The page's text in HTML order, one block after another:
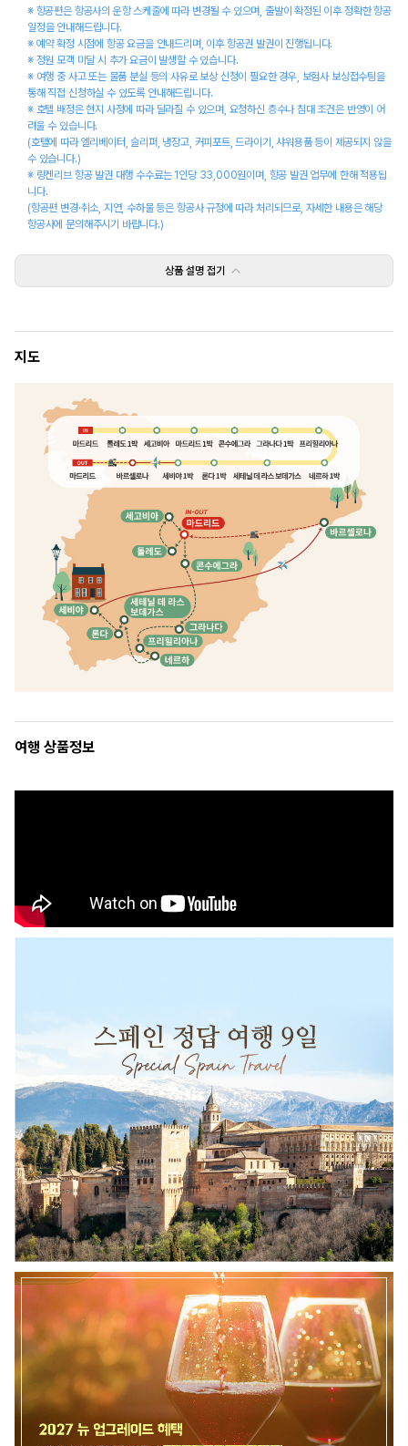
※ 항공편은 항공사의 운항 스케줄에 따라 변경될 수 있으며, 출발이 확정된 이후 정확한 항공
일정을 안내해드립니다.
※ 예약 확정 시점에 항공 요금을 안내드리며, 이후 항공권 발권이 진행됩니다.
※ 정원 모객 미달 시 추가 요금이 발생할 수 있습니다.
※ 여행 중 사고 또는 물품 분실 등의 사유로 보상 신청이 필요한 경우, 보험사 보상접수팀을
통해 직접 신청하실 수 있도록 안내해드립니다.
※ 호텔 배정은 현지 사정에 따라 달라질 수 있으며, 요청하신 층수나 침대 조건은 반영이 어
려울 수 있습니다.
(호텔에 따라 엘리베이터, 슬리퍼, 냉장고, 커피포트, 드라이기, 샤워용품 등이 제공되지 않을
수 있습니다.)
※ 링켄리브 항공 발권 대행 수수료는 1인당 33,000원이며, 항공 발권 업무에 한해 적용됩
니다.
(항공편 변경·취소, 지연, 수하물 등은 항공사 규정에 따라 처리되므로, 자세한 내용은 해당
항공사에 문의해주시기 바랍니다.)
상품 설명 접기
지도
여행 상품정보